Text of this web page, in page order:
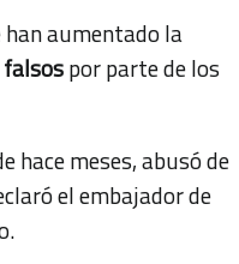
han aumentado la
por parte de los
hace meses, abusó de
el embajador de